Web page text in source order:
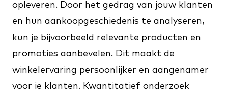
opleveren. Door het gedrag van jouw klanten
en hun aankoopgeschiedenis te analyseren,
kun je bijvoorbeeld relevante producten en
promoties aanbevelen. Dit maakt de
winkelervaring persoonlijker en aangenamer
voor je klanten. Kwantitatief onderzoek